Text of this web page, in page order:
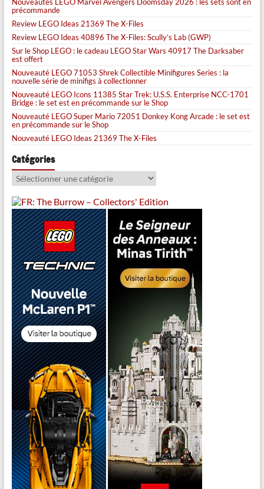
précommande
Review LEGO Ideas 21369 The X-Files
Review LEGO Ideas 40896 The X-Files: Scully’s Lab (GWP)
Sur le Shop LEGO : le cadeau LEGO Star Wars 40917 The Darksaber
est offert
Nouveauté LEGO 71053 Shrek Collectible Minifigures Series : la
nouvelle série de minifigs à collectionner
Nouveauté LEGO Icons 11385 Star Trek: U.S.S. Enterprise NCC-1701
Bridge : le set est en précommande sur le Shop
Nouveauté LEGO Super Mario 72051 Donkey Kong Arcade : le set est
en précommande sur le Shop
Nouveauté LEGO Ideas 21369 The X-Files
Catégories
Catégories